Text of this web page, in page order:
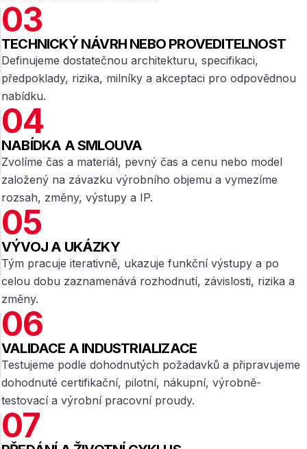
03
TECHNICKÝ NÁVRH NEBO PROVEDITELNOST
Definujeme dostatečnou architekturu, specifikaci,
předpoklady, rizika, milníky a akceptaci pro odpovědnou
nabídku.
04
NABÍDKA A SMLOUVA
Zvolíme čas a materiál, pevný čas a cenu nebo model
založený na závazku výrobního objemu a vymezíme
rozsah, změny, výstupy a IP.
05
VÝVOJ A UKÁZKY
Tým pracuje iterativně, ukazuje funkční výstupy a po
celou dobu zaznamenává rozhodnutí, závislosti, rizika a
změny.
06
VALIDACE A INDUSTRIALIZACE
Testujeme podle dohodnutých požadavků a připravujeme
dohodnuté certifikační, pilotní, nákupní, výrobně-
testovací a výrobní pracovní proudy.
07